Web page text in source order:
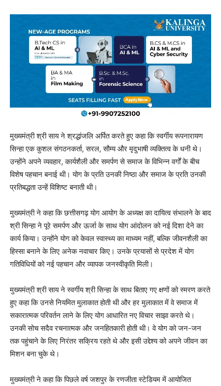
मुख्यमंत्री श्री साय ने श्रद्धांजलि अर्पित करते हुए कहा कि स्वर्गीय रूपनारायण
सिन्हा एक कुशल संगठनकर्ता, सरल, सौम्य और मृदुभाषी व्यक्तित्व के धनी थे।
उन्होंने अपने व्यवहार, कार्यशैली और समर्पण से समाज के विभिन्न वर्गों के बीच
विशेष पहचान बनाई थी। योग के प्रति उनकी निष्ठा और समाज के प्रति उनकी
प्रतिबद्धता उन्हें विशिष्ट बनाती थी।
मुख्यमंत्री ने कहा कि छत्तीसगढ़ योग आयोग के अध्यक्ष का दायित्व संभालने के बाद
श्री सिन्हा ने पूरे समर्पण और ऊर्जा के साथ योग आंदोलन को नई दिशा देने का
कार्य किया। उन्होंने योग को केवल स्वास्थ्य का माध्यम नहीं, बल्कि जीवनशैली का
हिस्सा बनाने के लिए अनेक नवाचार किए। उनके प्रयासों से प्रदेश में योग
गतिविधियों को नई पहचान और व्यापक जनस्वीकृति मिली।
मुख्यमंत्री श्री साय ने स्वर्गीय श्री सिन्हा के साथ बिताए गए क्षणों को स्मरण करते
हुए कहा कि उनसे नियमित मुलाकात होती थी और हर मुलाकात में वे समाज में
सकारात्मक परिवर्तन लाने के लिए योग आधारित नए विचार साझा करते थे।
उनकी सोच सदैव रचनात्मक और जनहितकारी होती थी। वे योग को जन-जन
तक पहुंचाने के लिए निरंतर सक्रिय रहते थे और इसी उद्देश्य को अपने जीवन का
मिशन बना चुके थे।
मुख्यमंत्री ने कहा कि पिछले वर्ष जशपुर के रणजीता स्टेडियम में आयोजित